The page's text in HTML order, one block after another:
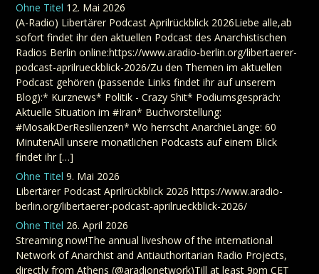
Ohne Titel 12. Mai 2026
(A-Radio) Libertärer Podcast Aprilrückblick 2026Liebe alle,ab
sofort findet ihr den aktuellen Podcast des Anarchistischen
Radios Berlin online:https://www.aradio-berlin.org/libertaerer-
podcast-aprilrueckblick-2026/Zu den Themen im aktuellen
Podcast gehören (passende Links findet ihr auf unserem
Blog):* Kurznews* Politik - Crazy Shit* Podiumsgespräch:
Aktuelle Situation im #Iran* Buchvorstellung:
#MosaikDerResilienzen* Wo herrscht AnarchieLänge: 60
MinutenAll unsere monatlichen Podcasts auf einem Blick
findet ihr […]
Ohne Titel 9. Mai 2026
Libertärer Podcast Aprilrückblick 2026 https://www.aradio-
berlin.org/libertaerer-podcast-aprilrueckblick-2026/
Ohne Titel 26. April 2026
Streaming now!The annual liveshow of the international
Network of Anarchist and Antiauthoritarian Radio Projects,
directly from Athens (@aradionetwork)Till at least 9pm CET